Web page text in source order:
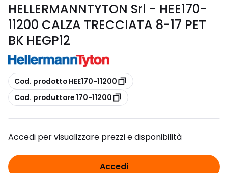
HELLERMANNTYTON Srl - HEE170-
11200 CALZA TRECCIATA 8-17 PET
BK HEGP12
copia
Cod. prodotto HEE170-11200
copia
Cod. produttore 170-11200
Accedi per visualizzare prezzi e disponibilità
Accedi